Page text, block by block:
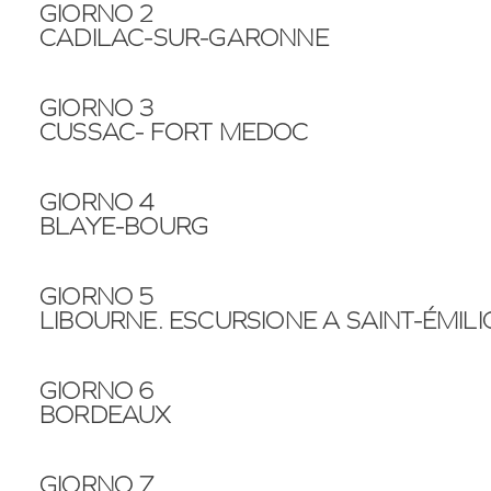
GIORNO 2
CADILAC-SUR-GARONNE
GIORNO 3
CUSSAC- FORT MEDOC
GIORNO 4
BLAYE-BOURG
GIORNO 5
LIBOURNE. ESCURSIONE A SAINT-
GIORNO 6
BORDEAUX